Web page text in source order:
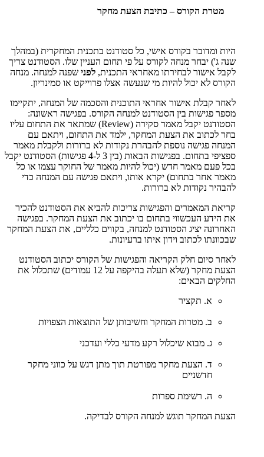
מטרת הקורס – כתיבת הצעת מחקר
היות ומדובר בקורס אישי, כל סטודנט בתכנית המחקרית (במהלך
שנה ג') יבחר מנחה לקורס על פי תחום העניין שלו. הסטודנט צריך
לקבל אישור לבחירתו מאחראי התכנית, לפני שפנה למנחה. מנחה
הקורס לא יכול להיות מי שנעשה אצלו פרוייקט או סמינריון.
לאחר קבלת אישור אחראי התוכנית והסכמה של המנחה, יתקיימו
מספר פגישות בין הסטודנט למנחה הקורס. בפגישה ראשונה:
הסטודנט יקבל מאמר סקירה (Review) שמתאר את התחום עליו
בחר לכתוב את הצעת המחקר, ילמד את התחום, ויתאם עם
המנחה פגישה נוספת להבהרת נקודות לא ברורות ולקבלת מאמר
ספציפי בתחום. בפגישות הבאות (בין 3 ל-4 פגישות) הסטודנט יקבל
בכל פעם מאמר חדש (יכול להיות מאמר של החוקר עצמו או כל
מאמר אחר בתחום) יקרא אותו, ויתאם פגישה עם המנחה כדי
להבהיר נקודות לא ברורות.
קריאת המאמרים והפגישות צריכות להביא את הסטודנט להכיר
את הידע העכשווי בתחום בו יכתוב את הצעת המחקר. בפגישה
האחרונה יציג הסטודנט למנחה, בקווים כלליים, את הצעת המחקר
שבכוונתו לכתוב וידון איתו ברעיונות.
לאחר סיום חלק הקריאה והפגישות של הקורס יכתוב הסטודנט
הצעת מחקר (שלא תעלה בהיקפה על 12 עמודים) שתכלול את
החלקים הבאים:
א. תקציר
ב. מטרות המחקר וחשיבותן של התוצאות הצפויות
ג. מבוא שיכלול רקע מדעי כללי ועדכני
ד. הצעת מחקר מפורטת תוך מתן דגש על כווני מחקר
חדשניים
ה. רשימת ספרות
הצעת המחקר תוגש למנחה הקורס לבדיקה.